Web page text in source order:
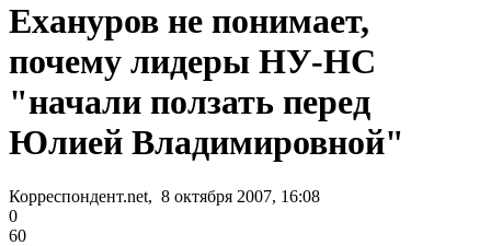
Ехануров не понимает,
почему лидеры НУ-НС
"начали ползать перед
Юлией Владимировной"
Корреспондент.net, 8 октября 2007, 16:08
0
60